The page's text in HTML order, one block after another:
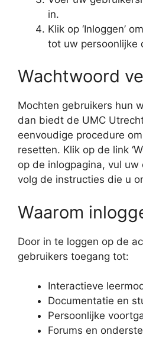
in.
Klik op ‘Inloggen’
tot uw persoonlijke
Wachtwoord
Mochten gebruikers hun
dan biedt de UMC
eenvoudige procedure
resetten. Klik op de link
op de inlogpagina, vul
volg de instructies die u
Waarom
Door in te loggen op de
gebruikers toegang tot:
Interactieve
Documentatie en
Persoonlijke
Forums en